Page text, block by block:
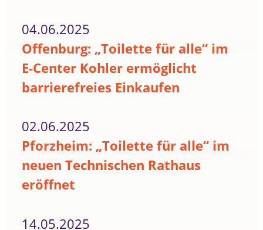
04.06.2025
Offenburg: „Toilette für alle“ im
E-Center Kohler ermöglicht
barrierefreies Einkaufen
02.06.2025
Pforzheim: „Toilette für alle“ im
neuen Technischen Rathaus
eröffnet
14.05.2025